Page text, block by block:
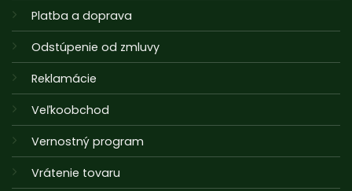
Platba a doprava
Odstúpenie od zmluvy
Reklamácie
Veľkoobchod
Vernostný program
Vrátenie tovaru